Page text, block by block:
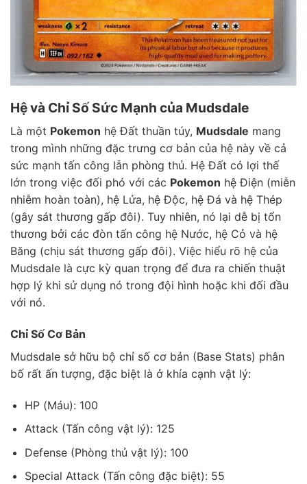
Hệ và Chỉ Số Sức Mạnh của Mudsdale
Là một Pokemon hệ Đất thuần túy, Mudsdale mang
trong mình những đặc trưng cơ bản của hệ này về cả
sức mạnh tấn công lẫn phòng thủ. Hệ Đất có lợi thế
lớn trong việc đối phó với các Pokemon hệ Điện (miễn
nhiễm hoàn toàn), hệ Lửa, hệ Độc, hệ Đá và hệ Thép
(gây sát thương gấp đôi). Tuy nhiên, nó lại dễ bị tổn
thương bởi các đòn tấn công hệ Nước, hệ Cỏ và hệ
Băng (chịu sát thương gấp đôi). Việc hiểu rõ hệ của
Mudsdale là cực kỳ quan trọng để đưa ra chiến thuật
hợp lý khi sử dụng nó trong đội hình hoặc khi đối đầu
với nó.
Chỉ Số Cơ Bản
Mudsdale sở hữu bộ chỉ số cơ bản (Base Stats) phân
bố rất ấn tượng, đặc biệt là ở khía cạnh vật lý:
HP (Máu): 100
Attack (Tấn công vật lý): 125
Defense (Phòng thủ vật lý): 100
Special Attack (Tấn công đặc biệt): 55